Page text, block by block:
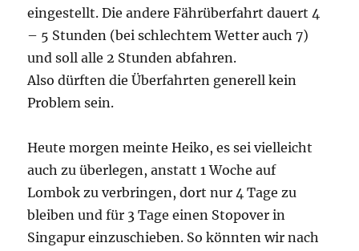
eingestellt. Die andere Fährüberfahrt dauert 4
– 5 Stunden (bei schlechtem Wetter auch 7)
und soll alle 2 Stunden abfahren.
Also dürften die Überfahrten generell kein
Problem sein.
Heute morgen meinte Heiko, es sei vielleicht
auch zu überlegen, anstatt 1 Woche auf
Lombok zu verbringen, dort nur 4 Tage zu
bleiben und für 3 Tage einen Stopover in
Singapur einzuschieben. So könnten wir nach